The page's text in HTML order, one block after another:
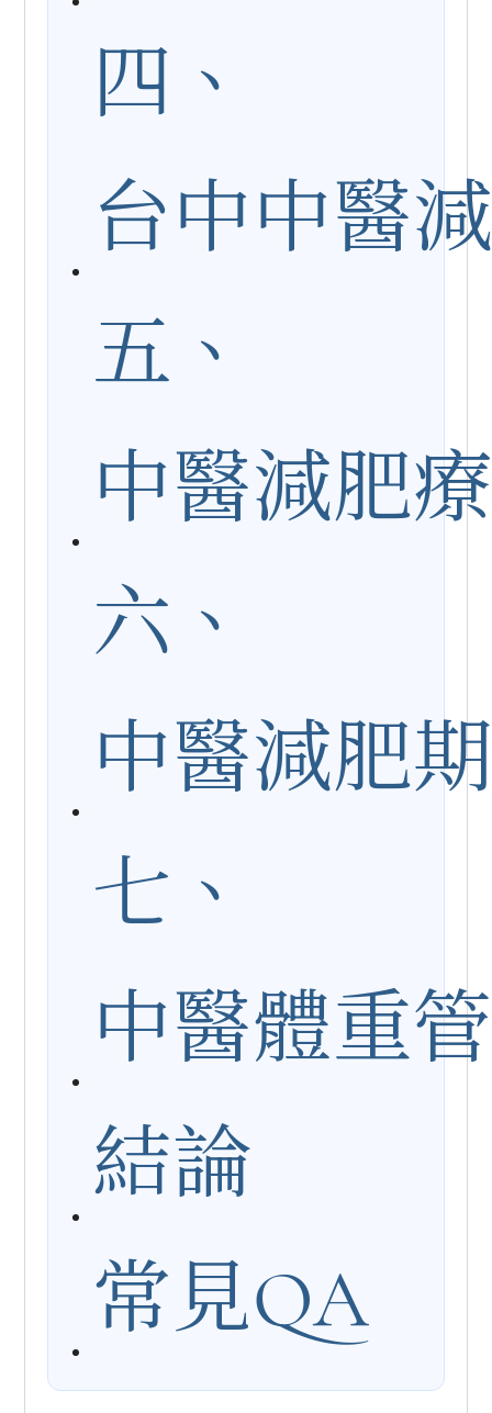
四、
台中中醫
五、
中醫減肥
六、
中醫減肥
七、
中醫體重
結論
常見QA